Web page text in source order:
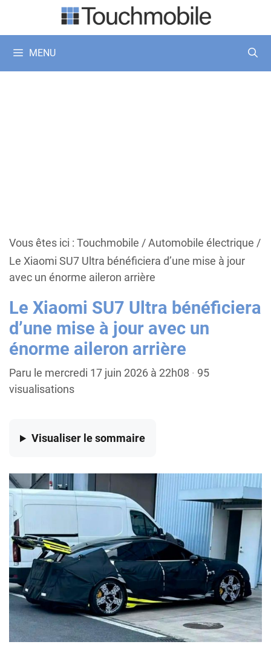
MENU
Vous êtes ici : Touchmobile /Automobile électrique /
Le Xiaomi SU7 Ultra bénéficiera d’une mise à jour
avec un énorme aileron arrière
Le Xiaomi SU7 Ultra bénéficiera
d’une mise à jour avec un
énorme aileron arrière
Paru le mercredi 17 juin 2026 à 22h08 · 95
visualisations
Visualiser le sommaire